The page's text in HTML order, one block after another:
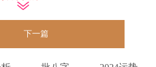
系，来推测个人的命运走向。
性来分析个人的优点 与劣势，进而
中，我们可以结合自己的月柱特征
与他人相处，提升自己的幸福感。
下一篇